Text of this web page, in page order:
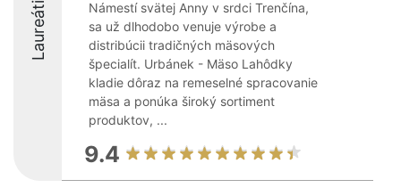
Laureáti
Námestí svätej Anny v srdci Trenčína,
sa už dlhodobo venuje výrobe a
distribúcii tradičných mäsových
špecialít. Urbánek - Mäso Lahôdky
kladie dôraz na remeselné spracovanie
mäsa a ponúka široký sortiment
produktov, ...
9.4